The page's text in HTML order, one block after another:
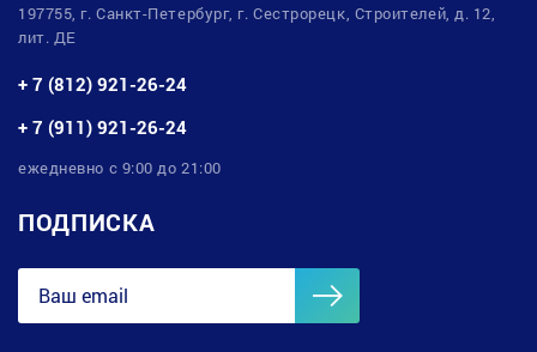
197755, г. Санкт-Петербург, г. Сестрорецк, Строителей, д. 12,
лит. ДЕ
+ 7 (812) 921-26-24
+ 7 (911) 921-26-24
ежедневно с 9:00 до 21:00
ПОДПИСКА